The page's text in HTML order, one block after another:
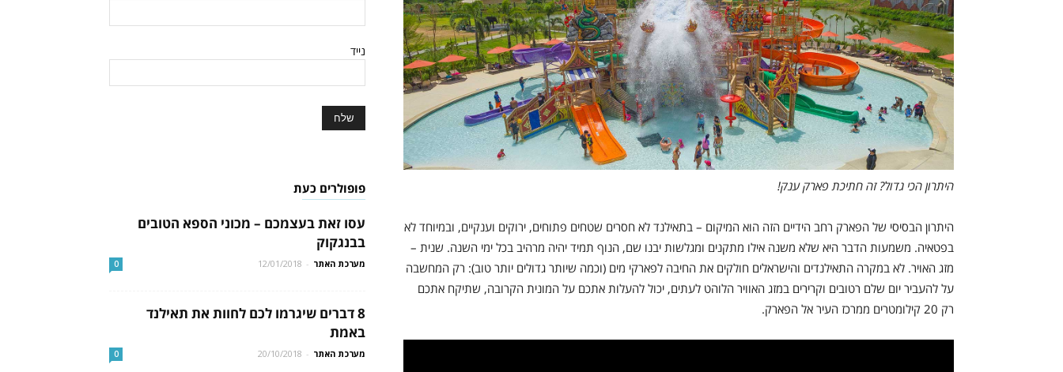
היתרון הכי גדול? זה חתיכת פארק ענק!
היתרון הבסיסי של הפארק רחב הידיים הזה הוא המיקום – בתאילנד לא חסרים שטחים פתוחים, ירוקים וענקיים, ובמיוחד לא
בפטאיה. משמעות הדבר היא שלא משנה אילו מתקנים ומגלשות יבנו שם, הנוף תמיד יהיה מרהיב בכל ימי השנה. שנית –
מזג האויר. לא במקרה התאילנדים והישראלים חולקים את החיבה לפארקי מים (וכמה שיותר גדולים יותר טוב): רק המחשבה
על להעביר יום שלם רטובים וקרירים במזג האוויר הלוהט לעתים, יכול להעלות אתכם על המונית הקרובה, שתיקח אתכם
רק 20 קילומטרים ממרכז העיר אל הפארק.
נייד
פופולרים כעת
עסו זאת בעצמכם – מכוני הספא הטובים
בבנגקוק
מערכת האתר -
12/01/2018
0
8 דברים שיגרמו לכם לחוות את תאילנד
באמת
מערכת האתר -
20/10/2018
0